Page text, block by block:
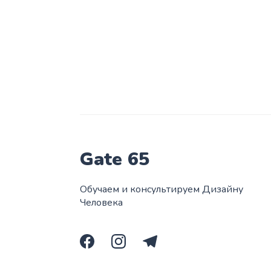
Gate 65
Обучаем и консультируем Дизайну
Человека